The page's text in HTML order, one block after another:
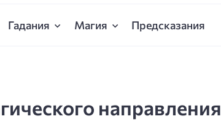
Гадания Магия Предсказания
направления